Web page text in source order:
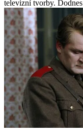
televizní tvorby.